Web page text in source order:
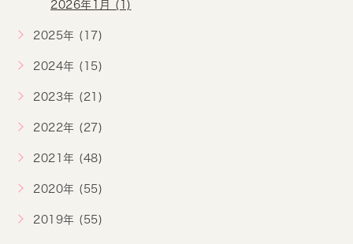
2026年1月 (1)
2025年 (17)
2024年 (15)
2023年 (21)
2022年 (27)
2021年 (48)
2020年 (55)
2019年 (55)